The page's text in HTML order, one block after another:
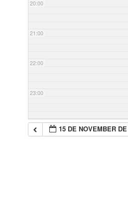
20:00
21:00
22:00
23:00
15 DE NOVEMBER